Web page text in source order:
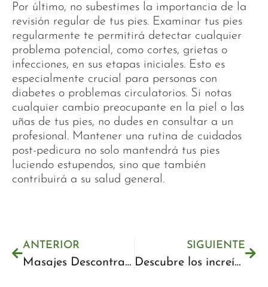
Por último, no subestimes la importancia de la
revisión regular de tus pies. Examinar tus pies
regularmente te permitirá detectar cualquier
problema potencial, como cortes, grietas o
infecciones, en sus etapas iniciales. Esto es
especialmente crucial para personas con
diabetes o problemas circulatorios. Si notas
cualquier cambio preocupante en la piel o las
uñas de tus pies, no dudes en consultar a un
profesional. Mantener una rutina de cuidados
post-pedicura no solo mantendrá tus pies
luciendo estupendos, sino que también
contribuirá a su salud general.
ANTERIOR
Masajes Descontracturantes Málaga los mejores para Aliviar tus dolores
SIGUIENTE
Descubre los increíbles beneficios del masaje Kobido: belleza y relajación a tu alcance